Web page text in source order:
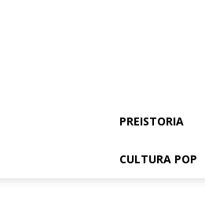
PREISTORIA
CULTURA POP